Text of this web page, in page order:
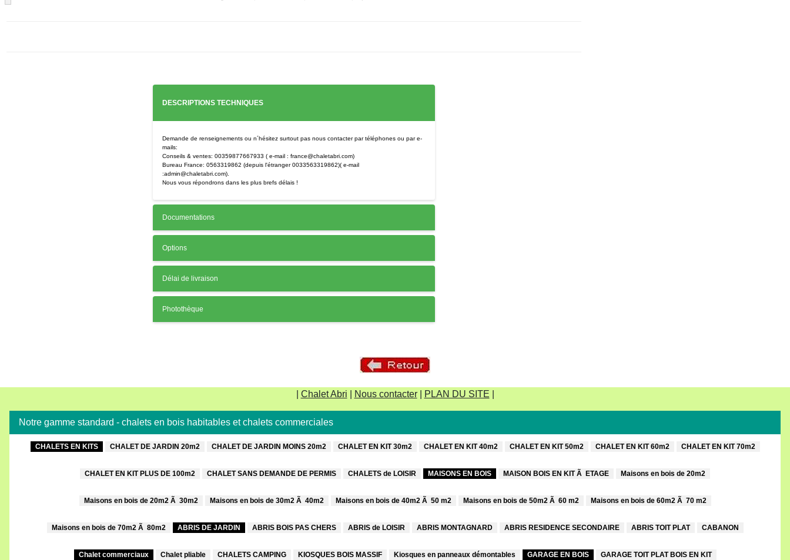
Adresse de la livraison
Entrez le code anti-spam indiqué ci-dessous
*
DESCRIPTIONS TECHNIQUES
Demande de renseignements ou n´hésitez surtout pas nous contacter par téléphones ou par e-
mails:
Conseils & ventes: 00359877667933 ( e-mail : france@chaletabri.com)
Bureau France: 0563319862 (depuis l'étranger 0033563319862)( e-mail
:admin@chaletabri.com).
Nous vous répondrons dans les plus brefs délais !
Documentations
Options
Délai de livraison
Photothèque
Chalet Abri Nous contacter PLAN DU SITE
Notre gamme standard - chalets en bois habitables et chalets commerciales
CHALETS EN KITS CHALET DE JARDIN 20m2 CHALET DE JARDIN MOINS 20m2 CHALET EN KIT 30m2 CHALET EN KIT 40m2 CHALET EN KIT 50m2 CHALET EN KIT 60m2 CHALET EN KIT 70m2
CHALET EN KIT PLUS DE 100m2 CHALET SANS DEMANDE DE PERMIS CHALETS de LOISIR MAISONS EN BOIS MAISON BOIS EN KIT Ã ETAGE Maisons en bois de 20m2
Maisons en bois de 20m2 Ã 30m2 Maisons en bois de 30m2 Ã 40m2 Maisons en bois de 40m2 Ã 50 m2 Maisons en bois de 50m2 Ã 60 m2 Maisons en bois de 60m2 Ã 70 m2
Maisons en bois de 70m2 Ã 80m2 ABRIS DE JARDIN ABRIS BOIS PAS CHERS ABRIS de LOISIR ABRIS MONTAGNARD ABRIS RESIDENCE SECONDAIRE ABRIS TOIT PLAT CABANON
Chalet commerciaux Chalet pliable CHALETS CAMPING KIOSQUES BOIS MASSIF Kiosques en panneaux démontables GARAGE EN BOIS GARAGE TOIT PLAT BOIS EN KIT